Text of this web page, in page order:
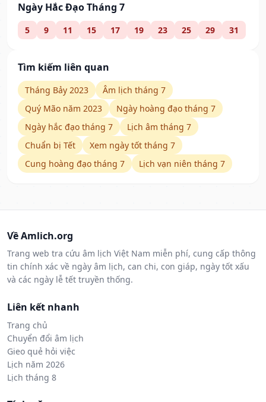
Ngày Hắc Đạo Tháng 7
5 9 11 15 17 19 23 25 29 31
Tìm kiếm liên quan
Tháng Bảy 2023
Âm lịch tháng 7
Quý Mão năm 2023
Ngày hoàng đạo tháng 7
Ngày hắc đạo tháng 7
Lịch âm tháng 7
Chuẩn bị Tết
Xem ngày tốt tháng 7
Cung hoàng đạo tháng 7
Lịch vạn niên tháng 7
Về Amlich.org
Trang web tra cứu âm lịch Việt Nam miễn phí, cung cấp thông
tin chính xác về ngày âm lịch, can chi, con giáp, ngày tốt xấu
và các ngày lễ tết truyền thống.
Liên kết nhanh
Trang chủ
Chuyển đổi âm lịch
Gieo quẻ hỏi việc
Lịch năm 2026
Lịch tháng 8